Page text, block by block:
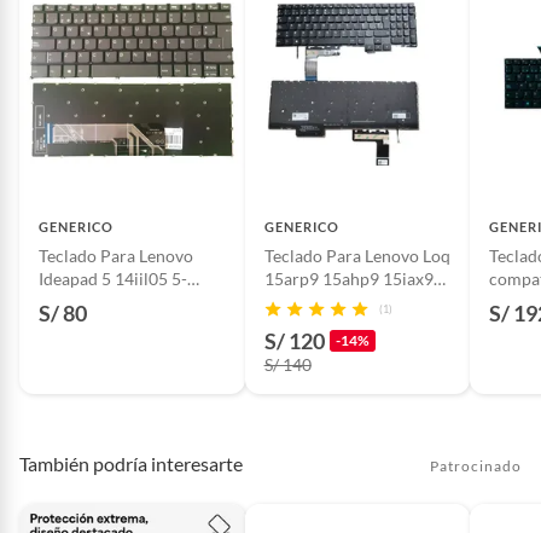
GENERICO
Teclado Para Lenovo
Ideapad 5 14iil05 5-
14alc06 14itl05 14are05
S/ 80
GENERICO
Teclado Para Lenovo Loq
15arp9 15ahp9 15iax9
15irx9 Iluminado
(1)
S/ 120 -14%
S/ 140
S/
También podría interesarte Patrocinado